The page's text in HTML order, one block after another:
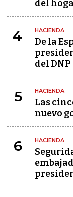
del
4 HACIENDA
De la
del DNP
5 HACIENDA
Las
nuevo
6 HACIENDA